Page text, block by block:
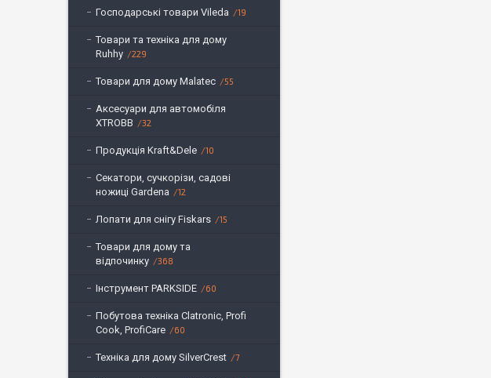
Господарські товари Vileda 19
Товари та техніка для дому
Ruhhy
229
Товари для дому Malatec 55
Аксесуари для автомобіля
XTROBB
32
Продукція Kraft&Dele 10
Секатори, сучкорізи, садові
ножиці Gardena
12
Лопати для снігу Fiskars 15
Товари для дому та
відпочинку
368
Інструмент PARKSIDE 60
Побутова техніка Clatronic, Profi
Cook, ProfiCare
60
Техніка для дому SilverCrest 7